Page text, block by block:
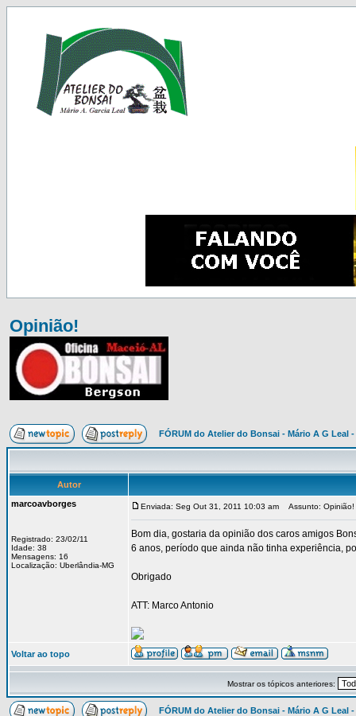
Opinião!
FÓRUM do Atelier do Bonsai - Mário A G Leal
Autor
marcoavborges
Registrado: 23/02/11
Idade: 38
Mensagens: 16
Localização: Uberlândia-MG
Enviada: Seg Out 31, 2011 10:03 am Assunto: Opinião!
Bom dia, gostaria da opinião dos caros amigos
6 anos, período que ainda não tinha experiência,
Obrigado
ATT: Marco Antonio
Voltar ao topo
Mostrar os tópicos anteriores:
FÓRUM do Atelier do Bonsai - Mário A G Leal